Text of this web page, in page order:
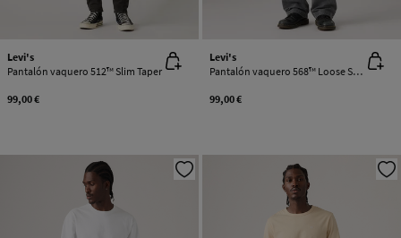
Levi's
Pantalón vaquero 512™ Slim Taper
99,00 €
Levi's
Pantalón vaquero 568™ Loose Straight Carpenter
99,00 €